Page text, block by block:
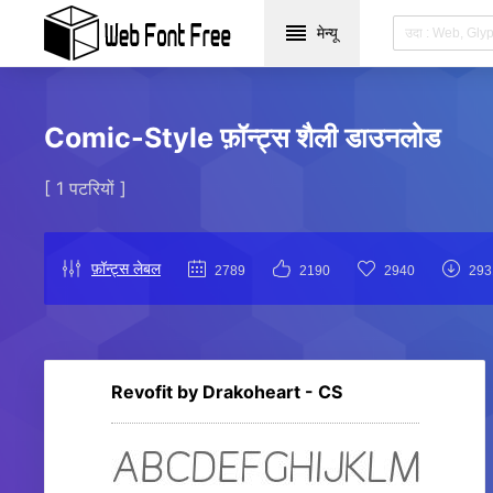
मेन्यू
Comic-Style फ़ॉन्ट्स शैली डाउनलोड
[ 1 पटरियों ]
फ़ॉन्ट्स लेबल 2789 2190 2940
Revofit by Drakoheart - CS